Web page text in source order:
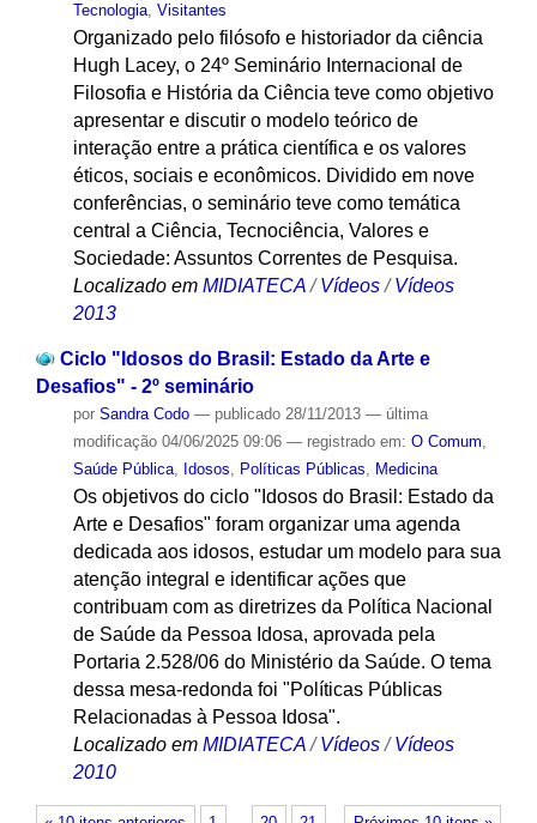
Tecnologia, Visitantes
Organizado pelo filósofo e historiador da ciência
Hugh Lacey, o 24º Seminário Internacional de
Filosofia e História da Ciência teve como objetivo
apresentar e discutir o modelo teórico de
interação entre a prática científica e os valores
éticos, sociais e econômicos. Dividido em nove
conferências, o seminário teve como temática
central a Ciência, Tecnociência, Valores e
Sociedade: Assuntos Correntes de Pesquisa.
Localizado em MIDIATECA /Vídeos /Vídeos
2013
Ciclo "Idosos do Brasil: Estado da Arte e
Desafios" - 2º seminário
por Sandra Codo — publicado28/11/2013 — última
modificação04/06/2025 09:06 — registrado em: O Comum,
Saúde Pública, Idosos, Políticas Públicas, Medicina
Os objetivos do ciclo "Idosos do Brasil: Estado da
Arte e Desafios" foram organizar uma agenda
dedicada aos idosos, estudar um modelo para sua
atenção integral e identificar ações que
contribuam com as diretrizes da Política Nacional
de Saúde da Pessoa Idosa, aprovada pela
Portaria 2.528/06 do Ministério da Saúde. O tema
dessa mesa-redonda foi "Políticas Públicas
Relacionadas à Pessoa Idosa".
Localizado em MIDIATECA /Vídeos /Vídeos
2010